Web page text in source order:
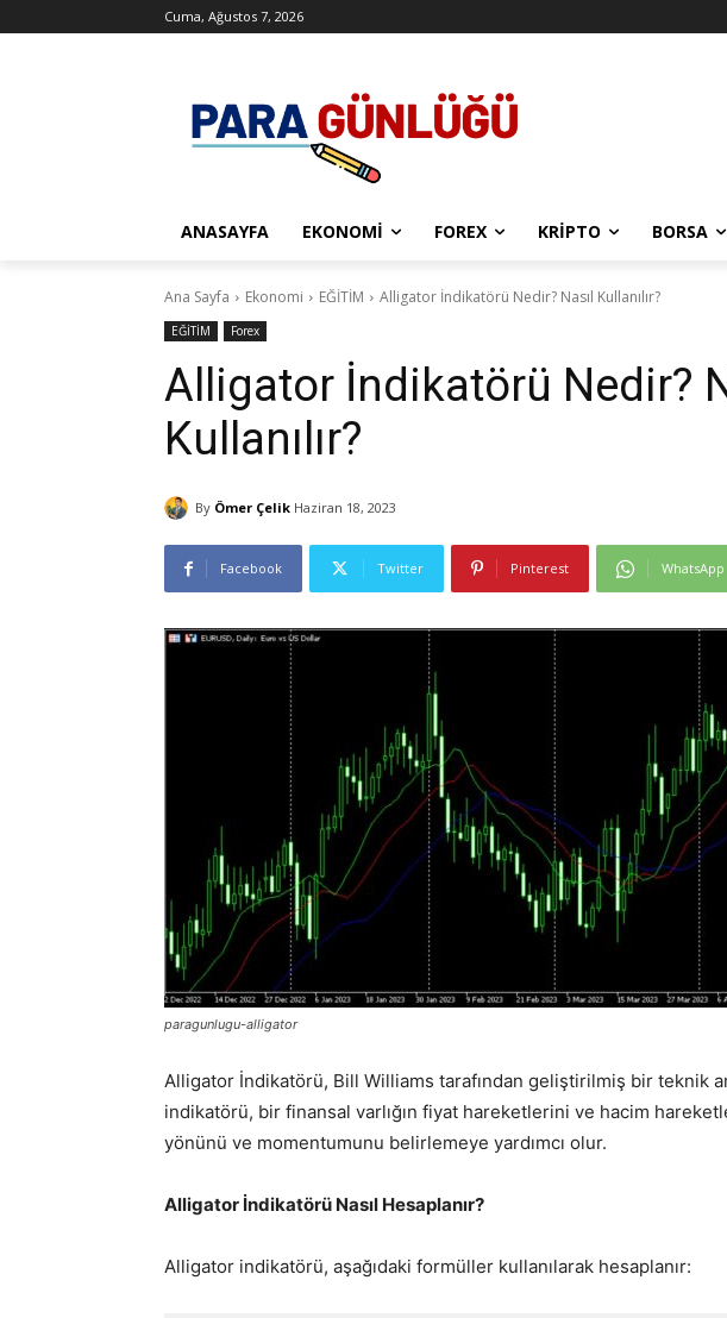
Cuma, Ağustos 7, 2026
ANASAYFA EKONOMI FOREX KRIPTO BORSA
Ana Sayfa Ekonomi EĞİTİM Alligator İndikatörü Nedir? Nasıl Kullanılır?
EĞİTİM Forex
Alligator İndikatörü Nedir?
Kullanılır?
By Ömer Çelik Haziran 18, 2023
Facebook Twitter Pinterest WhatsApp
paragunlugu-alligator
Alligator İndikatörü, Bill Williams tarafından geliştirilmiş bir teknik
indikatörü, bir finansal varlığın fiyat hareketlerini ve hacim
yönünü ve momentumunu belirlemeye yardımcı olur.
Alligator İndikatörü Nasıl Hesaplanır?
Alligator indikatörü, aşağıdaki formüller kullanılarak hesaplanır: